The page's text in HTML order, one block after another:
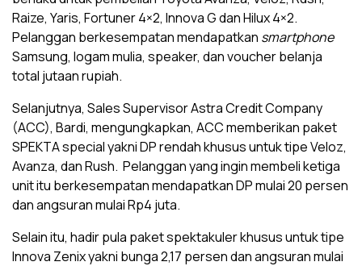
Raize, Yaris, Fortuner 4×2, Innova G dan Hilux 4×2.
Pelanggan berkesempatan mendapatkan smartphone
Samsung, logam mulia, speaker, dan voucher belanja
total jutaan rupiah.
Selanjutnya, Sales Supervisor Astra Credit Company
(ACC), Bardi, mengungkapkan, ACC memberikan paket
SPEKTA special yakni DP rendah khusus untuk tipe Veloz,
Avanza, dan Rush. Pelanggan yang ingin membeli ketiga
unit itu berkesempatan mendapatkan DP mulai 20 persen
dan angsuran mulai Rp4 juta.
Selain itu, hadir pula paket spektakuler khusus untuk tipe
Innova Zenix yakni bunga 2,17 persen dan angsuran mulai